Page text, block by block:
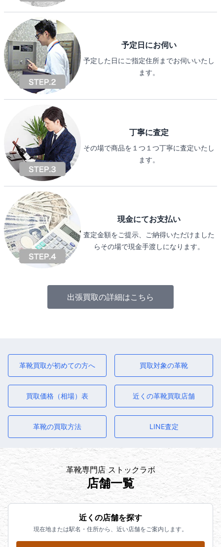
予定日にお伺い
予定した日にご指定住所までお伺いいたし
ます。
丁寧に査定
その場で商品を１つ１つ丁寧に査定いたし
ます。
現金にてお支払い
査定金額をご提示、ご納得いただけました
らその場で現金手渡しになります。
出張買取の詳細はこちら
革靴買取が初めての方へ 買取対象の革靴
買取価格（相場）表 近くの革靴買取店舗
革靴の買取方法 LINE査定
革靴専門店 ストックラボ
店舗一覧
近くの店舗を探す
現在地または駅名・住所から、近い店舗をご案内します。